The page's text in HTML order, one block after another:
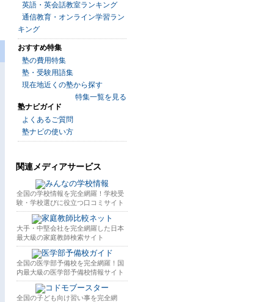
英語・英会話教室ランキング
通信教育・オンライン学習ラン
キング
おすすめ特集
塾の費用特集
塾・受験用語集
現在地近くの塾から探す
特集一覧を見る
塾ナビガイド
よくあるご質問
塾ナビの使い方
関連メディアサービス
全国の学校情報を完全網羅！学校受
験・学校選びに役立つ口コミサイト
大手・中堅会社を完全網羅した日本
最大級の家庭教師検索サイト
全国の医学部予備校を完全網羅！国
内最大級の医学部予備校情報サイト
全国の子ども向け習い事を完全網